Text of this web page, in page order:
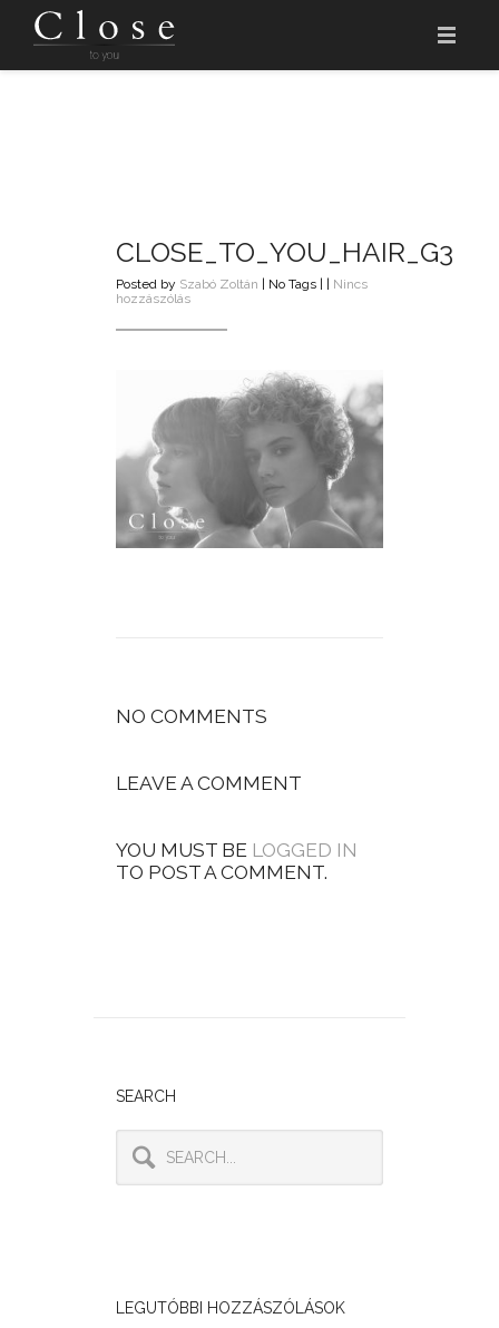
CLOSE AKADÉMIA
CLOSE_TO_YOU_HAIR_G3
Posted by Szabó Zoltán | No Tags | | Nincs
hozzászólása(z)
bejegyzéshez
NO COMMENTS
LEAVE A COMMENT
YOU MUST BE LOGGED IN
TO POST A COMMENT.
SEARCH
LEGUTÓBBI HOZZÁSZÓLÁSOK